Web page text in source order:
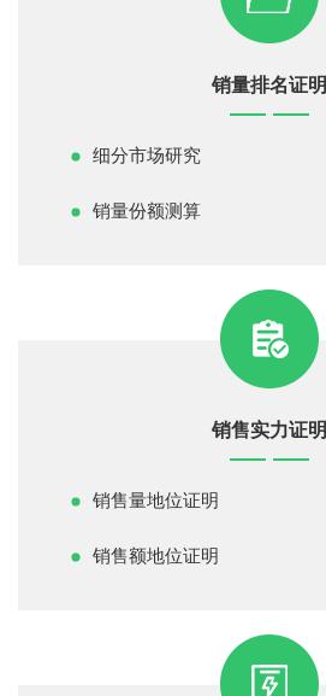
销量排名证明
细分市场研究
销量份额测算
销售实力证明
销售量地位证明
销售额地位证明